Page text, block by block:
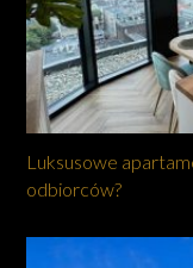
Luksusowe
odbiorców?